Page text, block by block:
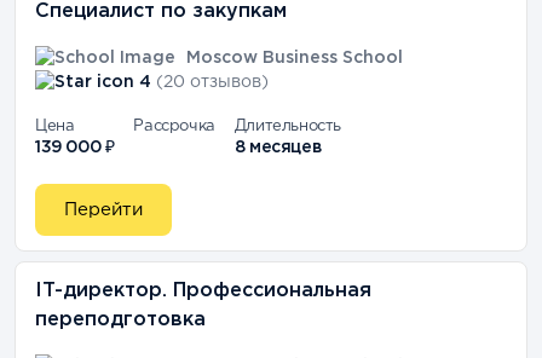
Специалист по закупкам
Moscow Business School
4 (20 отзывов)
Цена
139 000 ₽
Рассрочка Длительность
8 месяцев
Перейти
IT-директор. Профессиональная
переподготовка